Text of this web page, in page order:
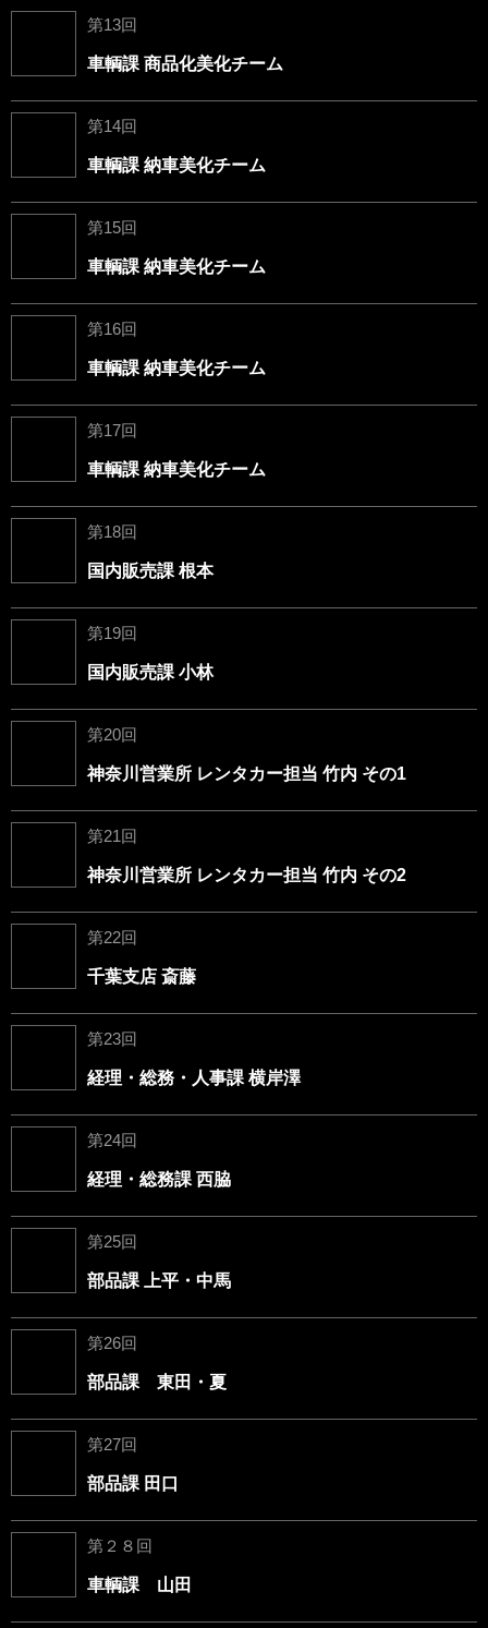
第13回
車輌課 商品化美化チーム
第14回
車輌課 納車美化チーム
第15回
車輌課 納車美化チーム
第16回
車輌課 納車美化チーム
第17回
車輌課 納車美化チーム
第18回
国内販売課 根本
第19回
国内販売課 小林
第20回
神奈川営業所 レンタカー担当 竹内 その1
第21回
神奈川営業所 レンタカー担当 竹内 その2
第22回
千葉支店 斎藤
第23回
経理・総務・人事課 横岸澤
第24回
経理・総務課 西脇
第25回
部品課 上平・中馬
第26回
部品課 東田・夏
第27回
部品課 田口
第２８回
車輌課 山田